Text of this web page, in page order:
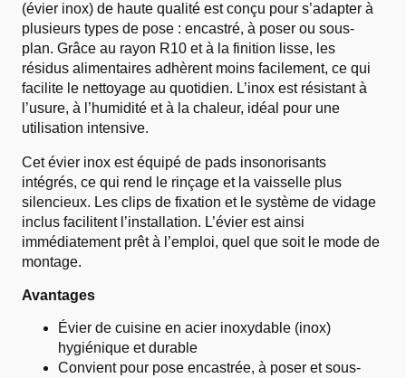
(évier inox) de haute qualité est conçu pour s’adapter à
plusieurs types de pose : encastré, à poser ou sous-
plan. Grâce au rayon R10 et à la finition lisse, les
résidus alimentaires adhèrent moins facilement, ce qui
facilite le nettoyage au quotidien. L’inox est résistant à
l’usure, à l’humidité et à la chaleur, idéal pour une
utilisation intensive.
Cet évier inox est équipé de pads insonorisants
intégrés, ce qui rend le rinçage et la vaisselle plus
silencieux. Les clips de fixation et le système de vidage
inclus facilitent l’installation. L’évier est ainsi
immédiatement prêt à l’emploi, quel que soit le mode de
montage.
Avantages
Évier de cuisine en acier inoxydable (inox)
hygiénique et durable
Convient pour pose encastrée, à poser et sous-